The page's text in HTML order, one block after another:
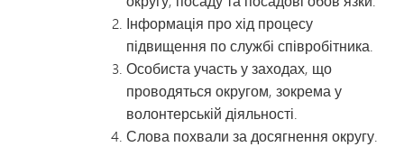
Інформація про хід процесу
підвищення по службі співробітника.
Особиста участь у заходах, що
проводяться округом, зокрема у
волонтерській діяльності.
Слова похвали за досягнення округу.